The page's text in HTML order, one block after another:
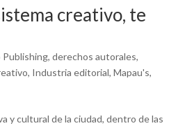
creativo, te
Publishing,derechos autorales,
, Industria editorial,Mapau's,
y cultural de la ciudad, dentro de las